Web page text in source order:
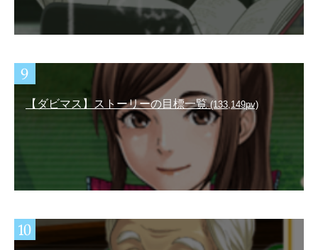
【ダビマス】ストーリーの目標一覧(133,149pv)